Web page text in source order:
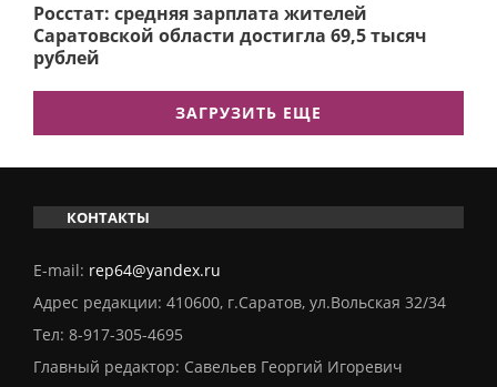
Росстат: средняя зарплата жителей
Саратовской области достигла 69,5 тысяч
рублей
ЗАГРУЗИТЬ ЕЩЕ
КОНТАКТЫ
E-mail: rep64@yandex.ru
Адрес редакции: 410600, г.Саратов, ул.Вольская 32/34
Тел: 8-917-305-4695
Главный редактор: Савельев Георгий Игоревич